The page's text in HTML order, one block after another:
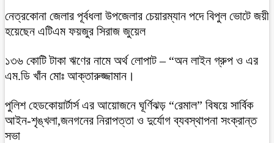
নেত্রকোনা জেলার পূর্বধলা উপজেলার চেয়ারম্যান পদে বিপুল ভোটে জয়ী
হয়েছেন এটিএম ফয়জুর সিরাজ জুয়েল
১৩৬ কোটি টাকা ঋণের নামে অর্থ লোপাট – “অন লাইন গ্রুপ ও এর
এম.ডি খাঁন মোঃ আক্তারুজ্জামান।
পুলিশ হেডকোয়ার্টার্স এর আয়োজনে ঘূর্ণিঝড় “রেমাল” বিষয়ে সার্বিক
আইন-শৃঙ্খলা,জনগনের নিরাপত্তা ও দুর্যোগ ব্যবস্থাপনা সংক্রান্ত
সভা